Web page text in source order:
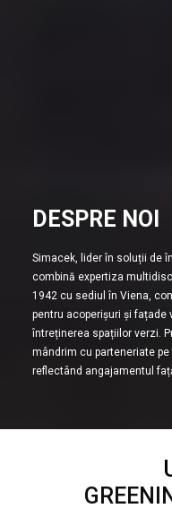
DESPRE NOI
Simacek, lider în soluții de
combină expertiza
1942 cu sediul în Viena,
pentru acoperișuri și fațade
întreținerea spațiilor verzi.
mândrim cu parteneriate
reflectând angajamentul